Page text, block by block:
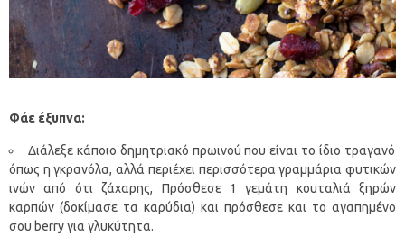
Φάε έξυπνα:
Διάλεξε κάποιο δημητριακό πρωινού που είναι το ίδιο τραγανό
όπως η γκρανόλα, αλλά περιέχει περισσότερα γραμμάρια φυτικών
ινών από ότι ζάχαρης, Πρόσθεσε 1 γεμάτη κουταλιά ξηρών
καρπών (δοκίμασε τα καρύδια) και πρόσθεσε και το αγαπημένο
σου berry για γλυκύτητα.